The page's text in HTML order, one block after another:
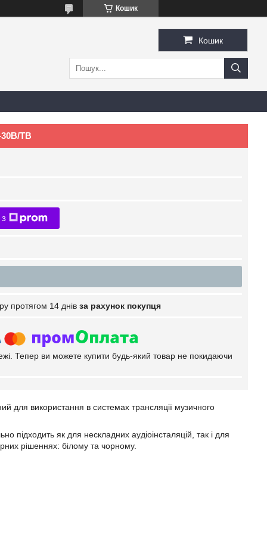
Кошик
Кошик
TB
протягом 14 днів за рахунок покупця
Тепер ви можете купити будь-який товар не покидаючи
для використання в системах трансляції музичного
підходить як для нескладних аудіоінсталяцій, так і для
рішеннях: білому та чорному.